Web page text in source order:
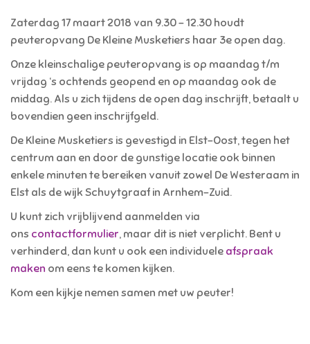
Zaterdag 17 maart 2018 van 9.30 – 12.30 houdt
peuteropvang De Kleine Musketiers haar 3e open dag.
Onze kleinschalige peuteropvang is op maandag t/m
vrijdag ‘s ochtends geopend en op maandag ook de
middag. Als u zich tijdens de open dag inschrijft, betaalt u
bovendien geen inschrijfgeld.
De Kleine Musketiers is gevestigd in Elst-Oost, tegen het
centrum aan en door de gunstige locatie ook binnen
enkele minuten te bereiken vanuit zowel De Westeraam in
Elst als de wijk Schuytgraaf in Arnhem-Zuid.
U kunt zich vrijblijvend aanmelden via
ons contactformulier, maar dit is niet verplicht. Bent u
verhinderd, dan kunt u ook een individuele afspraak
maken om eens te komen kijken.
Kom een kijkje nemen samen met uw peuter!